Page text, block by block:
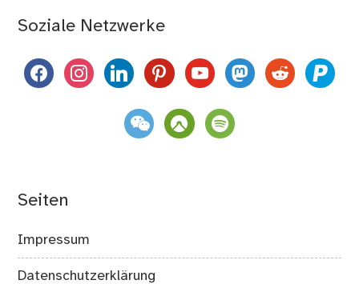
Soziale Netzwerke
facebookinstagramlinkedinpinterestyoutubemastodon
reddit paypal
weixin komootspotify
Seiten
Impressum
Datenschutzerklärung